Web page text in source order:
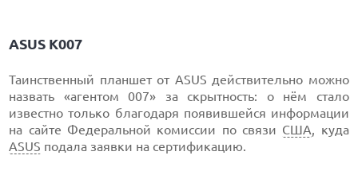
ASUS K007
Таинственный планшет от ASUS действительно можно
назвать «агентом 007» за скрытность: о нём стало
известно только благодаря появившейся информации
на сайте Федеральной комиссии по связи США, куда
ASUS подала заявки на сертификацию.